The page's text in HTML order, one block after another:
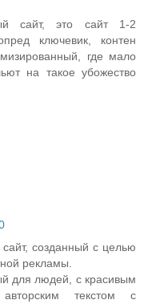
сайт, это сайт 1-2
ключевик, контен
где мало
на такое убожество
созданный с целью
рекламы.
для людей, с красивым
текстом с